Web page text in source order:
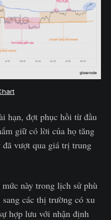
hạn, đợt phục hồi từ đầu
giữ có lời của họ tăng
vượt qua giá trị trung
này trong lịch sử phù
các thị trường có xu
hợp lưu với nhận định